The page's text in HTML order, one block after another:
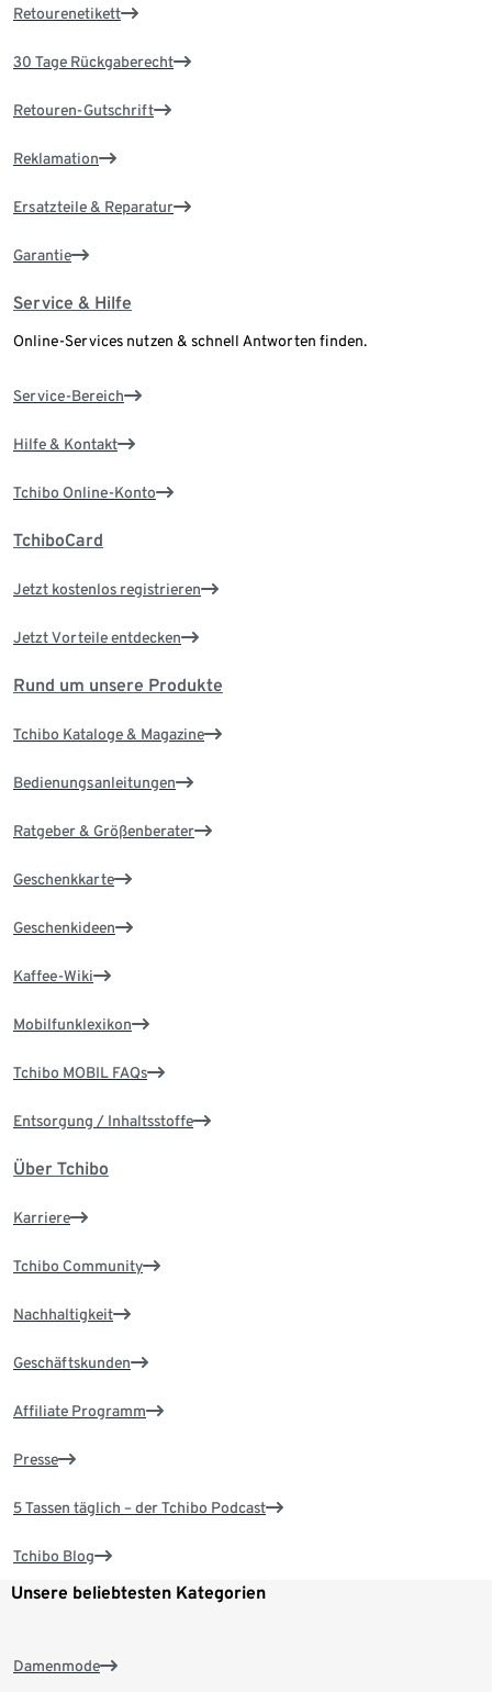
Retourenetikett
30 Tage Rückgaberecht
Retouren-Gutschrift
Reklamation
Ersatzteile & Reparatur
Garantie
Service & Hilfe
Online-Services nutzen & schnell Antworten finden.
Service-Bereich
Hilfe & Kontakt
Tchibo Online-Konto
TchiboCard
Jetzt kostenlos registrieren
Jetzt Vorteile entdecken
Rund um unsere Produkte
Tchibo Kataloge & Magazine
Bedienungsanleitungen
Ratgeber & Größenberater
Geschenkkarte
Geschenkideen
Kaffee-Wiki
Mobilfunklexikon
Tchibo MOBIL FAQs
Entsorgung / Inhaltsstoffe
Über Tchibo
Karriere
Tchibo Community
Nachhaltigkeit
Geschäftskunden
Affiliate Programm
Presse
5 Tassen täglich – der Tchibo Podcast
Tchibo Blog
Unsere beliebtesten Kategorien
Damenmode